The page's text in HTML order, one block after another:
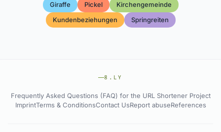
Giraffe Pickel
Kirchengemeinde
Kundenbeziehungen
Springreiten
8.LY
Frequently Asked Questions (FAQ) for the URL Shortener Project
ImprintTerms & ConditionsContact UsReport abuseReferences